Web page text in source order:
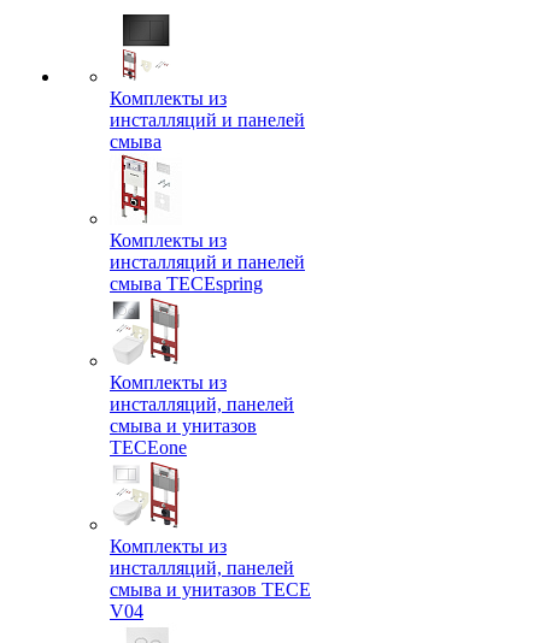
Комплекты из
инсталляций и панелей
смыва
Комплекты из
инсталляций и панелей
смыва TECEspring
Комплекты из
инсталляций, панелей
смыва и унитазов
TECEone
Комплекты из
инсталляций, панелей
смыва и унитазов ТЕСЕ
V04